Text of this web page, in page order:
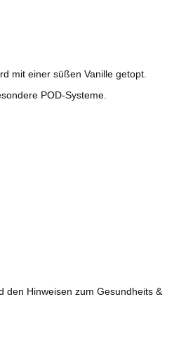
mit einer süßen Vanille getopt.
POD-Systeme.
den Hinweisen zum Gesundheits &